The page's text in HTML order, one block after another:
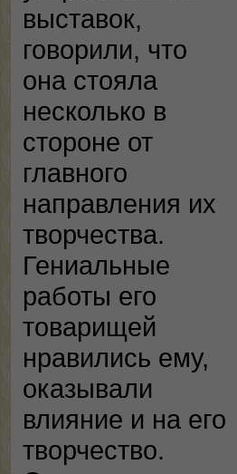
выставок,
говорили, что
она стояла
несколько в
стороне от
главного
направления их
творчества.
Гениальные
работы его
товарищей
нравились ему,
оказывали
влияние и на его
творчество.